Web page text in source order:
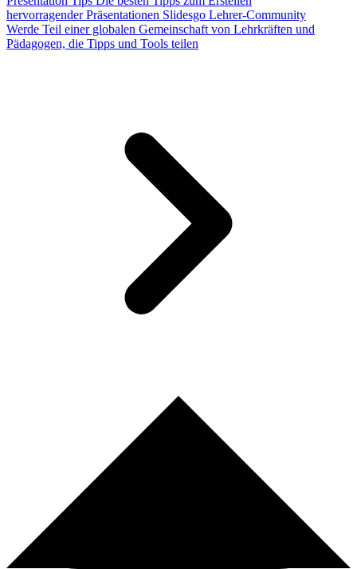
hervorragender Präsentationen Slidesgo Lehrer-Community
Werde Teil einer globalen Gemeinschaft von Lehrkräften und
Pädagogen, die Tipps und Tools teilen